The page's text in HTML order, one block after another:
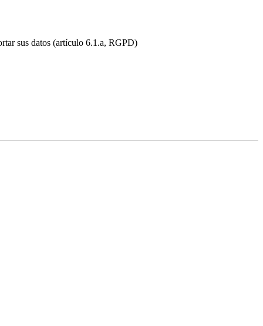
sus datos (artículo 6.1.a, RGPD)